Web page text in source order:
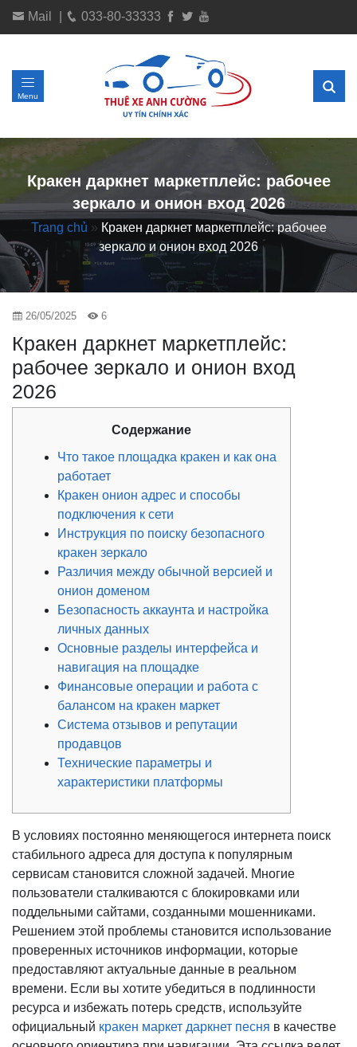
Mail 033-80-33333
Menu
Кракен даркнет маркетплейс: рабочее
зеркало и онион вход 2026
Trang chủ » Кракен даркнет маркетплейс: рабочее
зеркало и онион вход 2026
26/05/2025 6
Кракен даркнет маркетплейс:
рабочее зеркало и онион вход
2026
Содержание
Что такое площадка кракен и как она
работает
Кракен онион адрес и способы
подключения к сети
Инструкция по поиску безопасного
кракен зеркало
Различия между обычной версией и
онион доменом
Безопасность аккаунта и настройка
личных данных
Основные разделы интерфейса и
навигация на площадке
Финансовые операции и работа с
балансом на кракен маркет
Система отзывов и репутации
продавцов
Технические параметры и
характеристики платформы
В условиях постоянно меняющегося интернета поиск
стабильного адреса для доступа к популярным
сервисам становится сложной задачей. Многие
пользователи сталкиваются с блокировками или
поддельными сайтами, созданными мошенниками.
Решением этой проблемы становится использование
проверенных источников информации, которые
предоставляют актуальные данные в реальном
времени. Если вы хотите убедиться в подлинности
ресурса и избежать потерь средств, используйте
официальный кракен маркет даркнет песня в качестве